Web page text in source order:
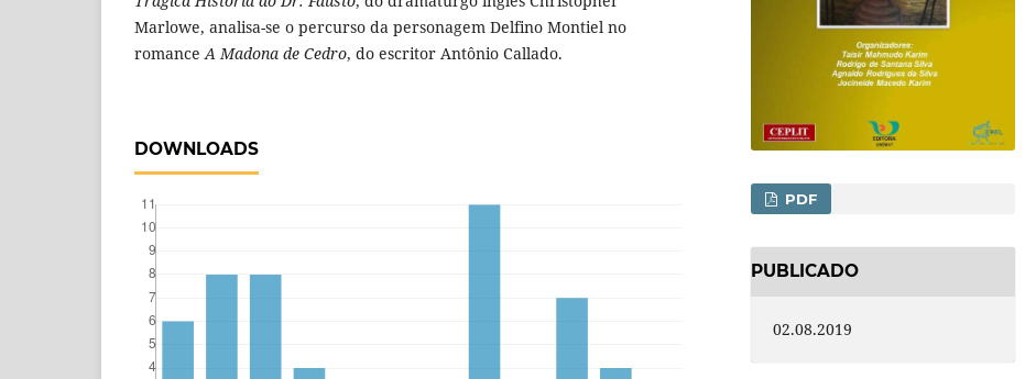
Marlowe, analisa-se o percurso da personagem Delfino Montiel no
romanceA Madona de Cedro, do escritor Antônio Callado.
DOWNLOADS
PDF
PUBLICADO
02.08.2019